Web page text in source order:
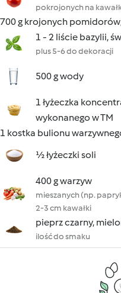
pokrojonych na
700 g krojonych
1 - 2 liście bazylii,
plus 5-6 do dekoracji
500 g wody
1 łyżeczka
wykonanego w TM
1 kostka bulionu
½ łyżeczki soli
400 g warzyw
mieszanych (np.
2-3 cm kawałki
pieprz czarny,
ilość do smaku